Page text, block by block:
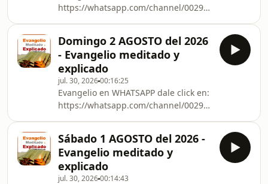
https://whatsapp.com/channel/
Domingo 2 AGOSTO del 2026
- Evangelio meditado y
explicado
jul. 30, 202600:16:25
Evangelio en WHATSAPP dale click en:
https://whatsapp.com/channel/
Sábado 1 AGOSTO del 2026 -
Evangelio meditado y
explicado
jul. 30, 202600:14:43